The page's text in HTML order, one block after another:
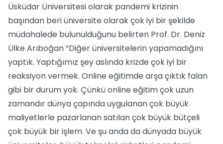
Üsküdar Üniversitesi olarak pandemi krizinin
başından beri üniversite olarak çok iyi bir şekilde
müdahalede bulunulduğunu belirten Prof. Dr. Deniz
Ülke Arıboğan “Diğer üniversitelerin yapamadığını
yaptık. Yaptığımız şey aslında krizde çok iyi bir
reaksiyon vermek. Online eğitimde arşa çıktık falan
gibi bir durum yok. Çünkü online eğitim çok uzun
zamandır dünya çapında uygulanan çok büyük
maliyetlerle pazarlanan satılan çok büyük bütçeli
çok büyük bir işlem. Ve şu anda da dünyada büyük